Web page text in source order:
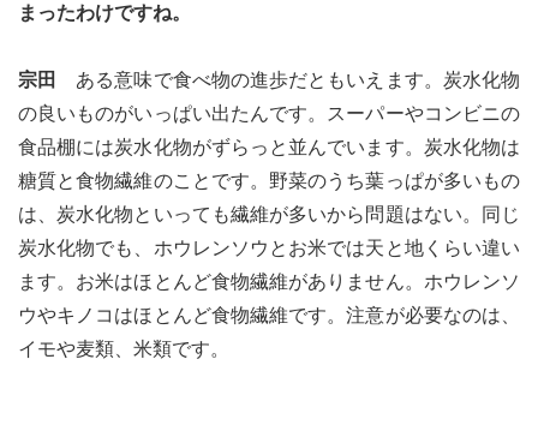
まったわけですね。
宗田
ある意味で食べ物の進歩だともいえます。炭水化物
の良いものがいっぱい出たんです。スーパーやコンビニの
食品棚には炭水化物がずらっと並んでいます。炭水化物は
糖質と食物繊維のことです。野菜のうち葉っぱが多いもの
は、炭水化物といっても繊維が多いから問題はない。同じ
炭水化物でも、ホウレンソウとお米では天と地くらい違い
ます。お米はほとんど食物繊維がありません。ホウレンソ
ウやキノコはほとんど食物繊維です。注意が必要なのは、
イモや麦類、米類です。